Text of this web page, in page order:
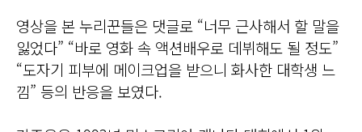
영상을 본 누리꾼들은 댓글로 “너무 근사해서 할 말을
잃었다” “바로 영화 속 액션배우로 데뷔해도 될 정도”
“도자기 피부에 메이크업을 받으니 화사한 대학생 느
낌” 등의 반응을 보였다.